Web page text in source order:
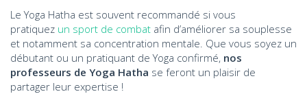
Le Yoga Hatha est souvent recommandé si vous
pratiquez un sport de combat afin d’améliorer sa souplesse
et notamment sa concentration mentale. Que vous soyez un
débutant ou un pratiquant de Yoga confirmé, nos
professeurs de Yoga Hatha se feront un plaisir de
partager leur expertise !